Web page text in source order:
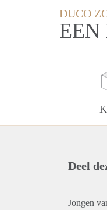
DUCO
EEN
Deel
Jongen